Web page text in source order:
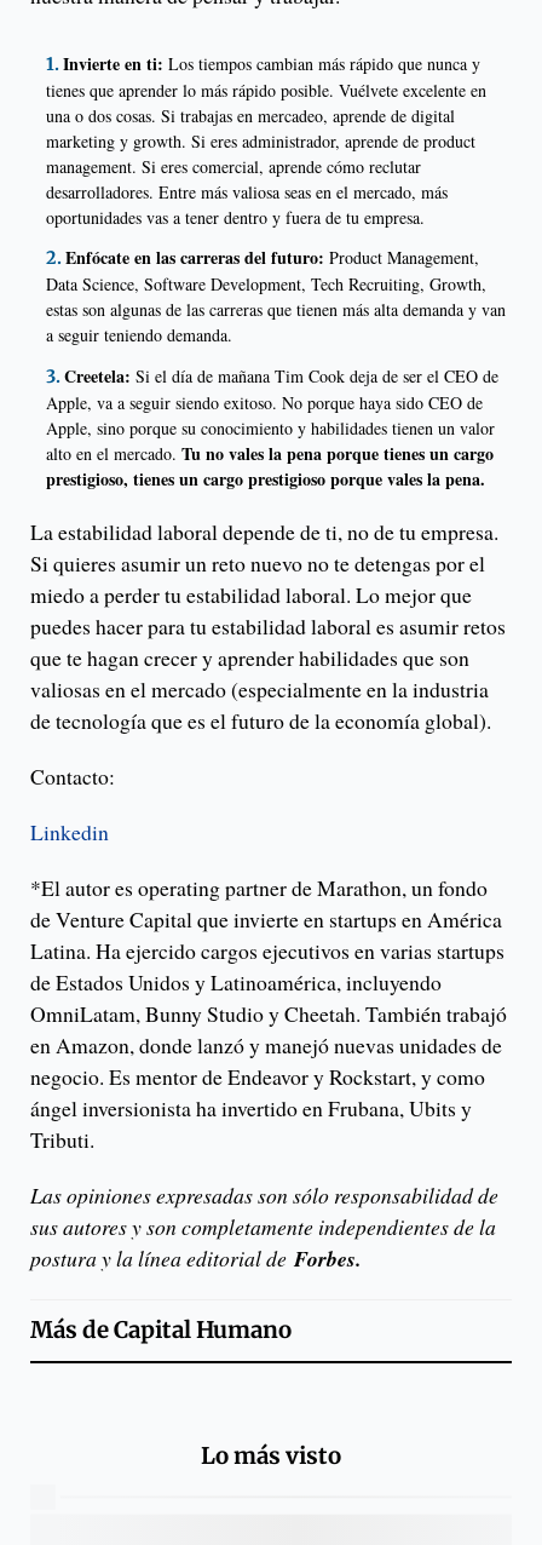
Invierte en ti: Los tiempos cambian más rápido que nunca y
tienes que aprender lo más rápido posible. Vuélvete excelente en
una o dos cosas. Si trabajas en mercadeo, aprende de digital
marketing y growth. Si eres administrador, aprende de product
management. Si eres comercial, aprende cómo reclutar
desarrolladores. Entre más valiosa seas en el mercado, más
oportunidades vas a tener dentro y fuera de tu empresa.
Enfócate en las carreras del futuro: Product Management,
Data Science, Software Development, Tech Recruiting, Growth,
estas son algunas de las carreras que tienen más alta demanda y van
a seguir teniendo demanda.
Creetela: Si el día de mañana Tim Cook deja de ser el CEO de
Apple, va a seguir siendo exitoso. No porque haya sido CEO de
Apple, sino porque su conocimiento y habilidades tienen un valor
alto en el mercado. Tu no vales la pena porque tienes un cargo
prestigioso, tienes un cargo prestigioso porque vales la pena.
La estabilidad laboral depende de ti, no de tu empresa.
Si quieres asumir un reto nuevo no te detengas por el
miedo a perder tu estabilidad laboral. Lo mejor que
puedes hacer para tu estabilidad laboral es asumir retos
que te hagan crecer y aprender habilidades que son
valiosas en el mercado (especialmente en la industria
de tecnología que es el futuro de la economía global).
Contacto:
Linkedin
*El autor es operating partner de Marathon, un fondo
de Venture Capital que invierte en startups en América
Latina. Ha ejercido cargos ejecutivos en varias startups
de Estados Unidos y Latinoamérica, incluyendo
OmniLatam, Bunny Studio y Cheetah. También trabajó
en Amazon, donde lanzó y manejó nuevas unidades de
negocio. Es mentor de Endeavor y Rockstart, y como
ángel inversionista ha invertido en Frubana, Ubits y
Tributi.
Las opiniones expresadas son sólo responsabilidad de
sus autores y son completamente independientes de la
postura y la línea editorial deForbes.
Más deCapital Humano
Lo más visto